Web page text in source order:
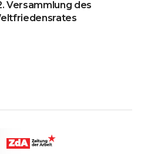
Versammlung des